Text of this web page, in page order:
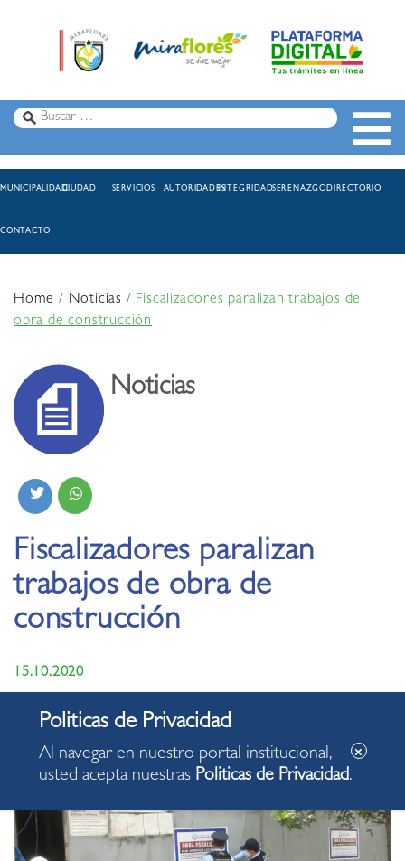
MUNICIPALIDADCIUDAD SERVICIOS AUTORIDADESINTEGRIDADSERENAZGODIRECTORIO
CONTACTO
Home/Noticias /Fiscalizadores paralizan trabajos de
obra de construcción
Noticias
Fiscalizadores paralizan
trabajos de obra de
construcción
15.10.2020
Al navegar en nuestro portal institucional,
usted acepta nuestras Politicas de Privacidad.